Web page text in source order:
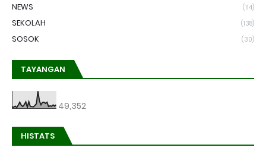
NEWS (114)
SEKOLAH (138)
SOSOK (30)
TAYANGAN
49,352
HISTATS